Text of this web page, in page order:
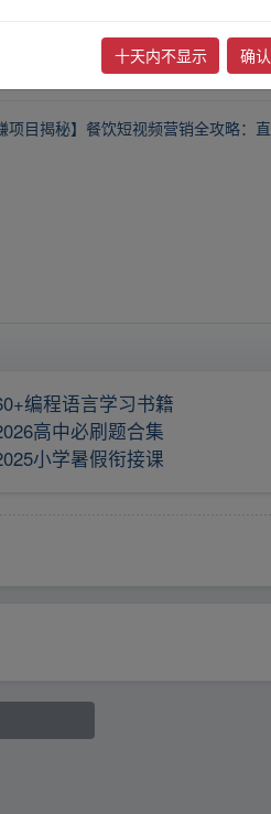
们将在确认本文链接指向的资源存在侵
项目揭秘】餐饮短视频营销全攻略：
编程语言学习书籍
高中必刷题合集
小学暑假衔接课
十天内不显示 确认